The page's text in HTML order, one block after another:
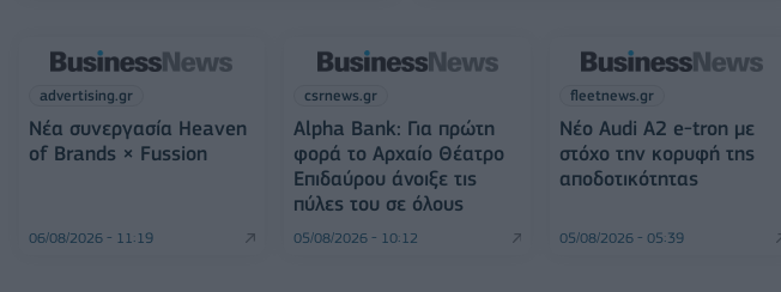
advertising.gr
Νέα συνεργασία Heaven
of Brands × Fussion
06/08/2026 - 11:19
csrnews.gr
Alpha Bank: Για πρώτη
φορά το Αρχαίο Θέατρο
Επιδαύρου άνοιξε τις
πύλες του σε όλους
05/08/2026 - 10:12
fleetnews.gr
Νέο Audi A2 e-tron με
στόχο την κορυφή της
αποδοτικότητας
05/08/2026 - 05:39